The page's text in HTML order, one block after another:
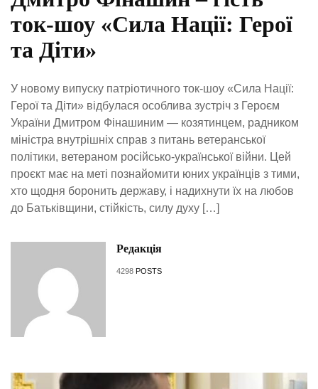
ток-шоу «Сила Нації: Герої
та Діти»
У новому випуску патріотичного ток-шоу «Сила Нації:
Герої та Діти» відбулася особлива зустріч з Героєм
України Дмитром Фінашиним — козятинцем, радником
міністра внутрішніх справ з питань ветеранської
політики, ветераном російсько-української війни. Цей
проєкт має на меті познайомити юних українців з тими,
хто щодня боронить державу, і надихнути їх на любов
до Батьківщини, стійкість, силу духу […]
Редакція
4298 POSTS